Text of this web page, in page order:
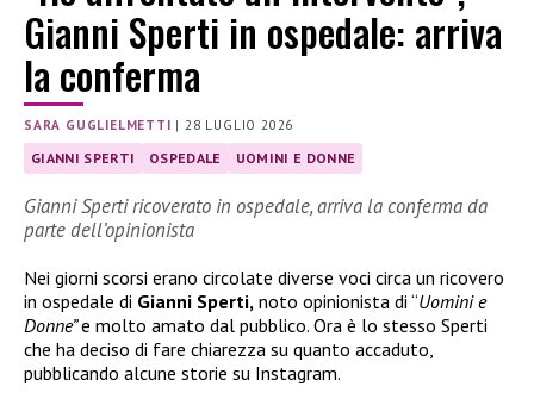
Gianni Sperti in ospedale: arriva
la conferma
SARA GUGLIELMETTI | 28 LUGLIO 2026
GIANNI SPERTI OSPEDALE UOMINI E DONNE
Gianni Sperti ricoverato in ospedale, arriva la conferma da
parte dell’opinionista
Nei giorni scorsi erano circolate diverse voci circa un ricovero
in ospedale di Gianni Sperti, noto opinionista di “Uomini e
Donne”e molto amato dal pubblico. Ora è lo stesso Sperti
che ha deciso di fare chiarezza su quanto accaduto,
pubblicando alcune storie su Instagram.